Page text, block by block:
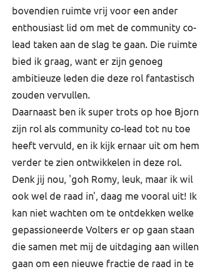
bovendien ruimte vrij voor een ander
enthousiast lid om met de community co-
lead taken aan de slag te gaan. Die ruimte
bied ik graag, want er zijn genoeg
ambitieuze leden die deze rol fantastisch
zouden vervullen.
Daarnaast ben ik super trots op hoe Bjorn
zijn rol als community co-lead tot nu toe
heeft vervuld, en ik kijk ernaar uit om hem
verder te zien ontwikkelen in deze rol.
Denk jij nou, 'goh Romy, leuk, maar ik wil
ook wel de raad in', daag me vooral uit! Ik
kan niet wachten om te ontdekken welke
gepassioneerde Volters er op gaan staan
die samen met mij de uitdaging aan willen
gaan om een nieuwe fractie de raad in te